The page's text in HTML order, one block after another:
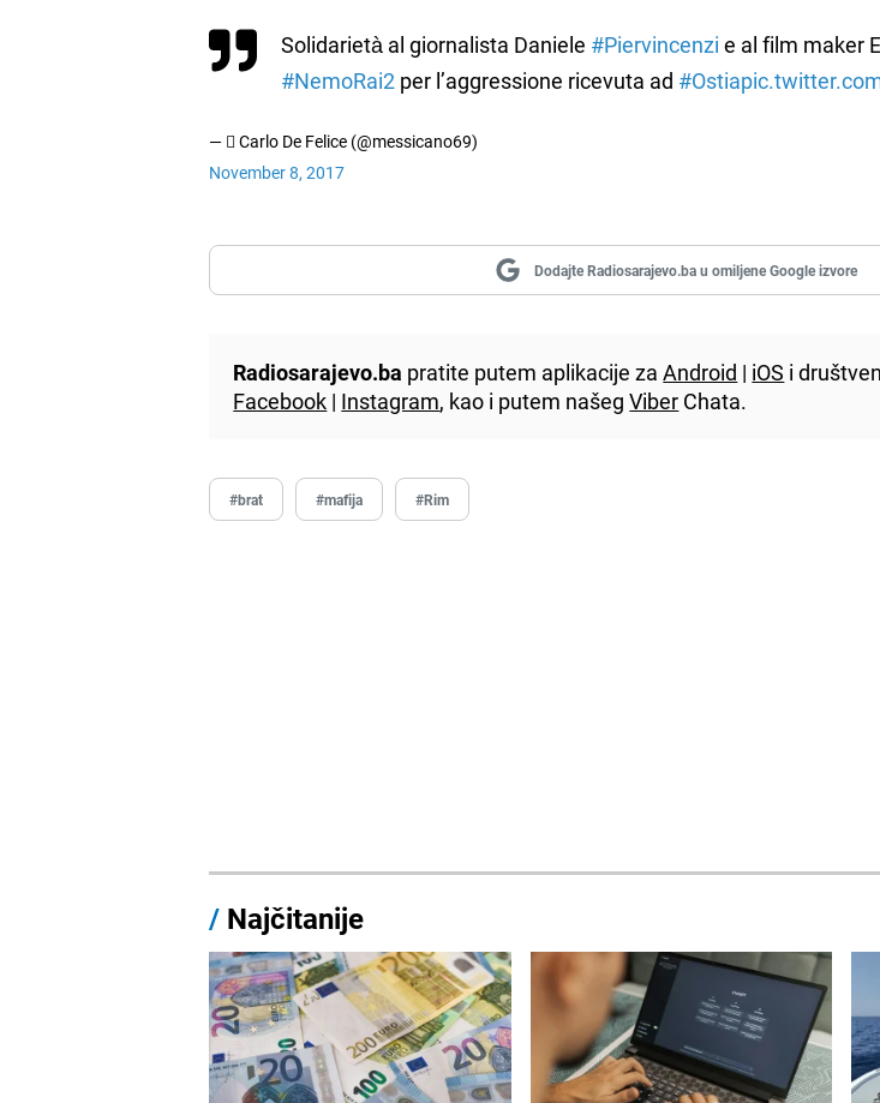
Solidarietà al giornalista Daniele #Piervincenzi e al film maker
#NemoRai2 per l’aggressione ricevuta ad #Ostia
—  Carlo De Felice (@messicano69)
November 8, 2017
Dodajte Radiosarajevo.ba u omiljene Google izvore
Radiosarajevo.ba pratite putem aplikacije zaAndroid | iOS i
Facebook | Instagram, kao i putem našegViber Chata.
#brat #mafija #Rim
/ Najčitanije